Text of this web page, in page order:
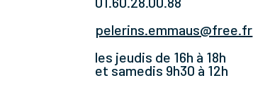
pelerins.emmaus@free.fr
les jeudis de 16h à 18h
et samedis 9h30 à 12h